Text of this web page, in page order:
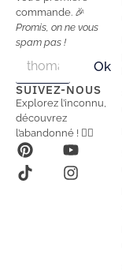
commande. 🎉
Promis, on ne vous
spam pas !
a
i
l
a
i
l
*
Ok
SUIVEZ-NOUS
Explorez l’inconnu,
découvrez
l’abandonné ! 🕵️‍♂️